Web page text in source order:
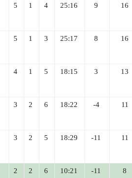
5 1 4 25:16 9 16
5 1 3 25:17 8 16
4 1 5 18:15 3 13
3 2 6 18:22 -4 11
3 2 5 18:29 -11 11
2 2 6 10:21 -11 8